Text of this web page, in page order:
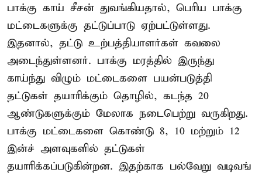
பாக்கு காய் சீசன் துவங்கியதால், பெரிய பாக்கு
மட்டைகளுக்கு தட்டுப்பாடு ஏற்பட்டுள்ளது.
இதனால், தட்டு உற்பத்தியாளர்கள் கவலை
அடைந்துள்ளனர். பாக்கு மரத்தில் இருந்து
காய்ந்து விழும் மட்டைகளை பயன்படுத்தி
தட்டுகள் தயாரிக்கும் தொழில், கடந்த 20
ஆண்டுகளுக்கும் மேலாக நடைபெற்று வருகிறது.
பாக்கு மட்டைகளை கொண்டு 8, 10 மற்றும் 12
இன்ச் அளவுகளில் தட்டுகள்
தயாரிக்கப்படுகின்றன. இதற்காக பல்வேறு வடிவங்